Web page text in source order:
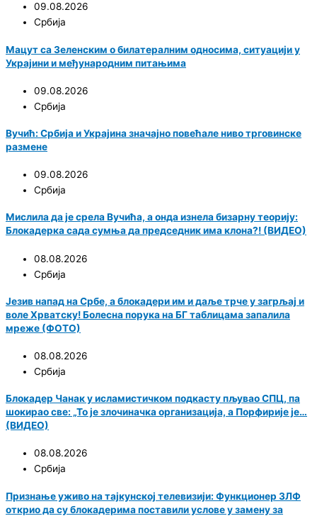
09.08.2026
Србија
Мацут са Зеленским о билатералним односима, ситуацији у
Украјини и међународним питањима
09.08.2026
Србија
Вучић: Србија и Украјина значајно повећале ниво трговинске
размене
09.08.2026
Србија
Мислила да је срела Вучића, а онда изнела бизарну теорију:
Блокадерка сада сумња да председник има клона?! (ВИДЕО)
08.08.2026
Србија
Језив напад на Србе, а блокадери им и даље трче у загрљај и
воле Хрватску! Болесна порука на БГ таблицама запалила
мреже (ФОТО)
08.08.2026
Србија
Блокадер Чанак у исламистичком подкасту пљувао СПЦ, па
шокирао све: „То је злочиначка организација, а Порфирије је…
(ВИДЕО)
08.08.2026
Србија
Признање уживо на тајкунској телевизији: Функционер ЗЛФ
открио да су блокадерима поставили услове у замену за